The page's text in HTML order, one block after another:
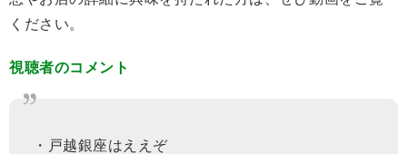
ください。
視聴者のコメント
・戸越銀座はええぞ